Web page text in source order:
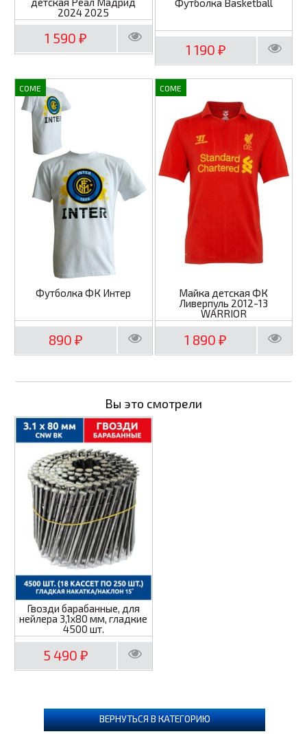
2024 2025
1 590 ₽
Футболка Basketball
1 190 ₽
COME
Футболка ФК Интер
890 ₽
COME
Майка детская ФК
Ливерпуль 2012-13
WARRIOR
1 890₽
Вы это смотрели
Гвозди барабанные, для
нейлера 3,1х80 мм, гладкие
4500 шт.
5 490 ₽
ВЕРНУТЬСЯ В КАТЕГОРИЮ